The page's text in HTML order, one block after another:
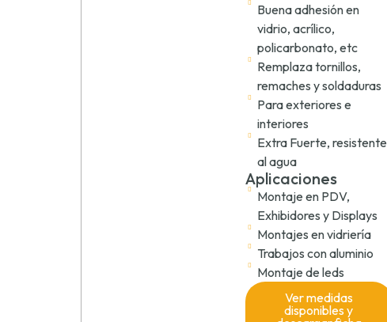
Buena adhesión en
vidrio, acrílico,
policarbonato, etc
Remplaza tornillos,
remaches y soldaduras
Para exteriores e
interiores
Extra Fuerte, resistente
al agua
Aplicaciones
Montaje en PDV,
Exhibidores y Displays
Montajes en vidriería
Trabajos con aluminio
Montaje de leds
Ver medidas
disponibles y